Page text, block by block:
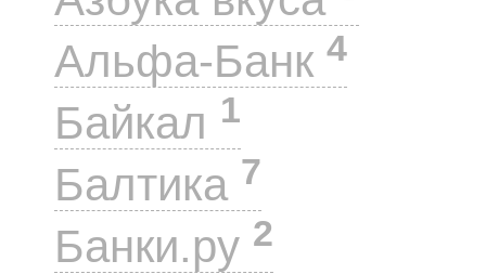
Альфа-Банк 4
Байкал 1
Балтика 7
Банки.ру 2